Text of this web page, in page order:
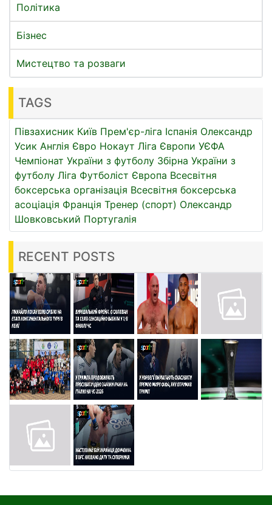
Політика
Бізнес
Мистецтво та розваги
TAGS
Півзахисник Київ Прем'єр-ліга Іспанія Олександр
Усик Англія Євро Нокаут Ліга Європи УЄФА
Чемпіонат України з футболу Збірна України з
футболу Ліга Футболіст Європа Всесвітня
боксерська організація Всесвітня боксерська
асоціація Франція Тренер (спорт) Олександр
Шовковський Португалія
RECENT POSTS